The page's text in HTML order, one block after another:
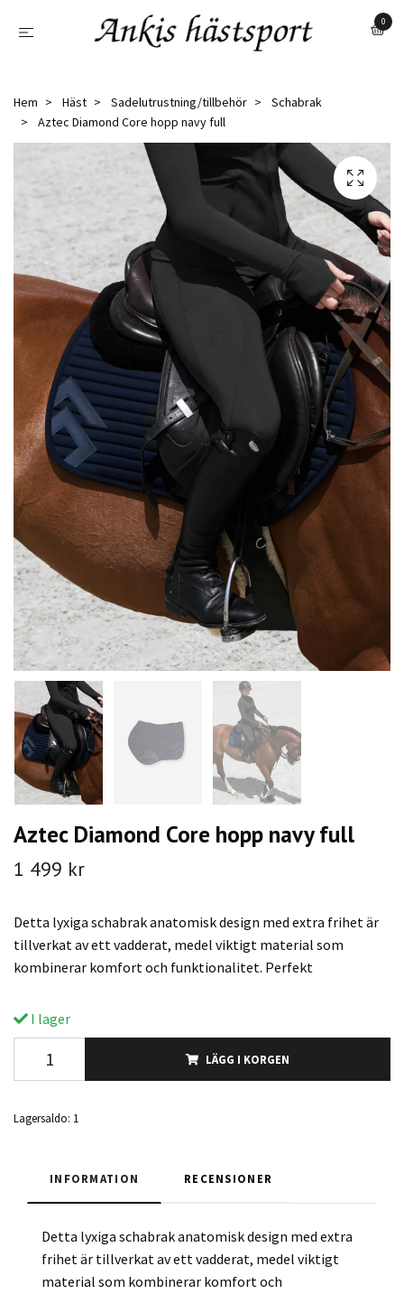
0
Hem Häst Sadelutrustning/tillbehör
Schabrak
Aztec Diamond Core hopp navy full
Aztec Diamond Core hopp navy full
1 499 kr
Detta lyxiga schabrak anatomisk design med extra frihet är
tillverkat av ett vadderat, medel viktigt material som
kombinerar komfort och funktionalitet. Perfekt
I lager
LÄGG I KORGEN
Lagersaldo: 1
INFORMATION RECENSIONER
Detta lyxiga schabrak anatomisk design med extra
frihet är tillverkat av ett vadderat, medel viktigt
material som kombinerar komfort och